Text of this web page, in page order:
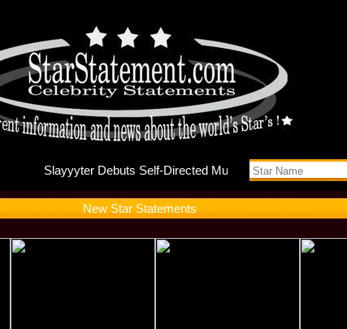
Slayyyter
New Star Statements